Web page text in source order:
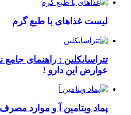
لیست غذاهای با طبع گرم
تتراسایکلین : راهنمای جامع
عوارض این دارو !
پماد ویتامین آ و موارد